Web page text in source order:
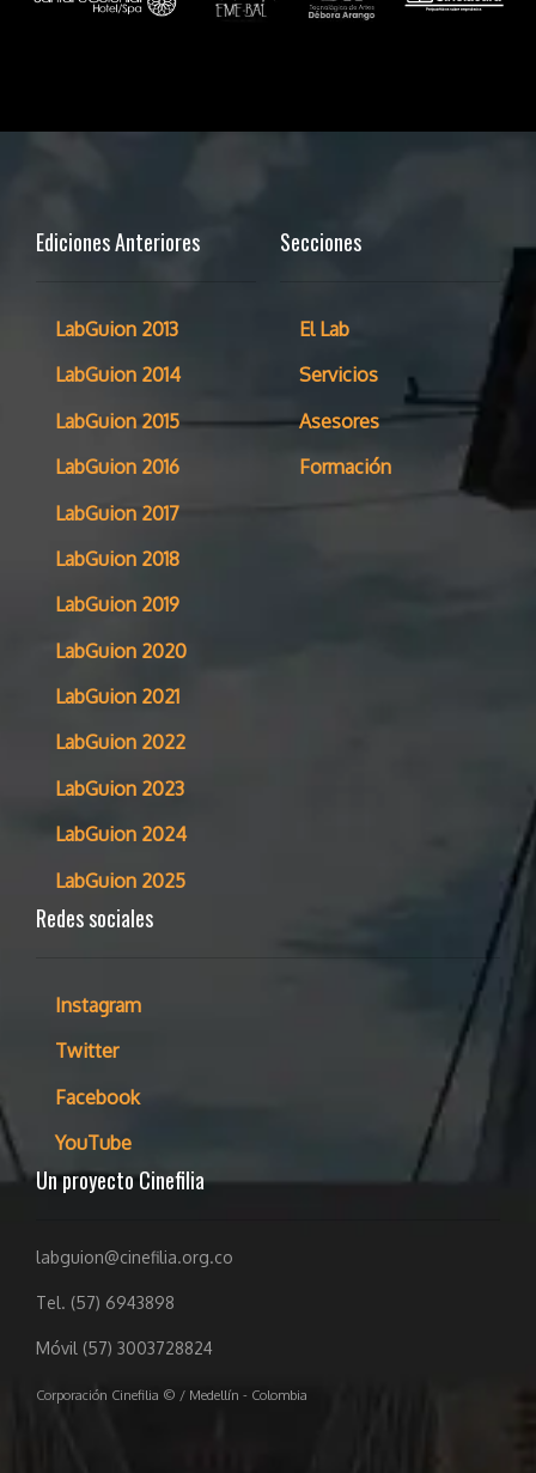
Ediciones Anteriores
LabGuion 2013
LabGuion 2014
LabGuion 2015
LabGuion 2016
LabGuion 2017
LabGuion 2018
LabGuion 2019
LabGuion 2020
LabGuion 2021
LabGuion 2022
LabGuion 2023
LabGuion 2024
LabGuion 2025
Secciones
El Lab
Servicios
Asesores
Formación
Redes sociales
Instagram
Twitter
Facebook
YouTube
Un proyecto Cinefilia
labguion@cinefilia.org.co
Tel. (57) 6943898
Móvil (57) 3003728824
Corporación Cinefilia © / Medellín - Colombia